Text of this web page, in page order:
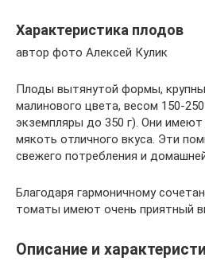
Характеристика плодов
автор фото Алексей Кулик
Плоды вытянутой формы,
малинового цвета, весом 150-
экземпляры до 350 г). Они
мякоть отличного вкуса. Эти
свежего потребления и домашней
Благодаря гармоничному
томаты имеют очень приятный
Описание и